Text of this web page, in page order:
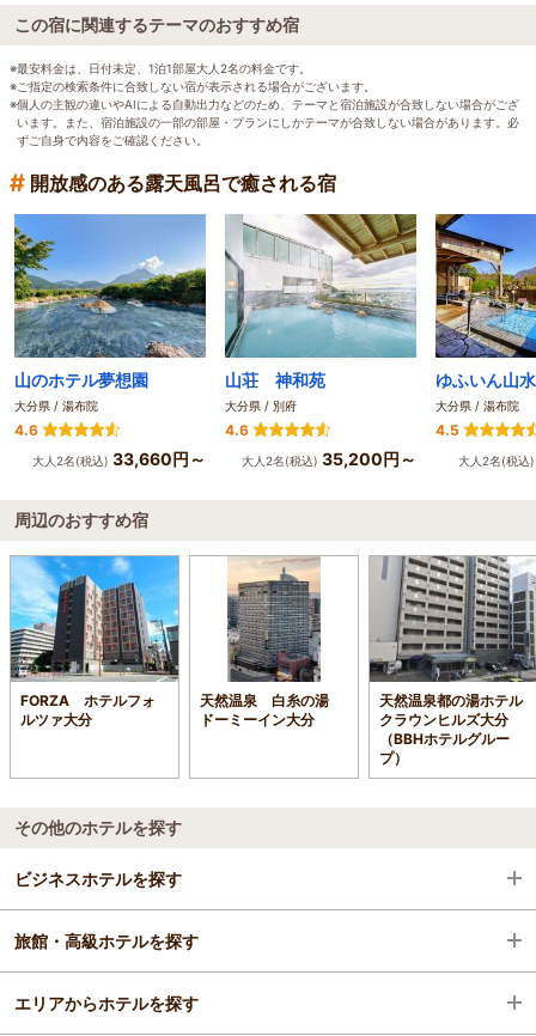
この宿に関連するテーマのおすすめ宿
※最安料金は、日付未定、1泊1部屋大人2名の料金です。
※ご指定の検索条件に合致しない宿が表示される場合がございます。
※個人の主観の違いやAIによる自動出力などのため、テーマと宿泊施設が合致しない場合がござ
います。また、宿泊施設の一部の部屋・プランにしかテーマが合致しない場合があります。必
ずご自身で内容をご確認ください。
# 開放感のある露天風呂で癒される宿
山のホテル夢想園
大分県 / 湯布院
4.6
大人2名(税込) 33,660円～
山荘 神和苑
大分県 / 別府
4.6
大人2名(税込) 35,200円～
ゆふいん山
大分県 / 湯布院
4.5
大人2名(税込
周辺のおすすめ宿
FORZA ホテルフォ
ルツァ大分
天然温泉 白糸の湯
ドーミーイン大分
天然温泉都の湯ホテル
クラウンヒルズ大分
（BBHホテルグルー
プ）
その他のホテルを探す
ビジネスホテルを探す
大分県
大分
旅館・高級ホテルを探す
大分県
エリアからホテルを探す